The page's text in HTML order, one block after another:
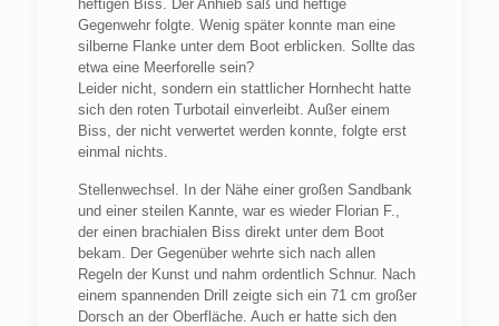
heftigen Biss. Der Anhieb saß und heftige
Gegenwehr folgte. Wenig später konnte man eine
silberne Flanke unter dem Boot erblicken. Sollte das
etwa eine Meerforelle sein?
Leider nicht, sondern ein stattlicher Hornhecht hatte
sich den roten Turbotail einverleibt. Außer einem
Biss, der nicht verwertet werden konnte, folgte erst
einmal nichts.
Stellenwechsel. In der Nähe einer großen Sandbank
und einer steilen Kannte, war es wieder Florian F.,
der einen brachialen Biss direkt unter dem Boot
bekam. Der Gegenüber wehrte sich nach allen
Regeln der Kunst und nahm ordentlich Schnur. Nach
einem spannenden Drill zeigte sich ein 71 cm großer
Dorsch an der Oberfläche. Auch er hatte sich den